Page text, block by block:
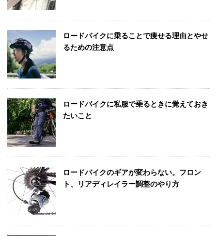
ロードバイクに乗ることで痩せる理由とやせ
るための注意点
ロードバイクに私服で乗るときに覚えておき
たいこと
ロードバイクのギアが変わらない。フロン
ト、リアディレイラー調整のやり方